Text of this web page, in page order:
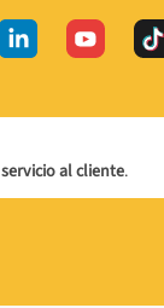
servicio al cliente.